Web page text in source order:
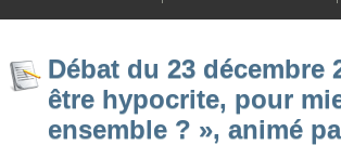
Débat du 23 décembre
être hypocrite, pour
ensemble ? », animé